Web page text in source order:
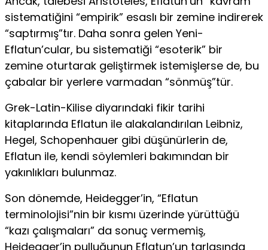
sistematiğini “empirik” esaslı bir zemine indirerek
“saptırmış”tır. Daha sonra gelen Yeni-
Eflatun’cular, bu sistematiği “esoterik” bir
zemine oturtarak geliştirmek istemişlerse de, bu
çabalar bir yerlere varmadan “sönmüş”tür.
Grek-Latin-Kilise diyarındaki fikir tarihi
kitaplarında Eflatun ile alakalandırılan Leibniz,
Hegel, Schopenhauer gibi düşünürlerin de,
Eflatun ile, kendi söylemleri bakımından bir
yakınlıkları bulunmaz.
Son dönemde, Heidegger’in, “Eflatun
terminolojisi”nin bir kısmı üzerinde yürüttüğü
“kazı çalışmaları” da sonuç vermemiş,
Heidegger’in pulluğunun Eflatun’un tarlasında